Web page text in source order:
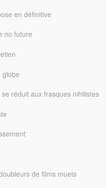
en définitive
no future
globe
réduit aux frasques nihilistes
de films muets